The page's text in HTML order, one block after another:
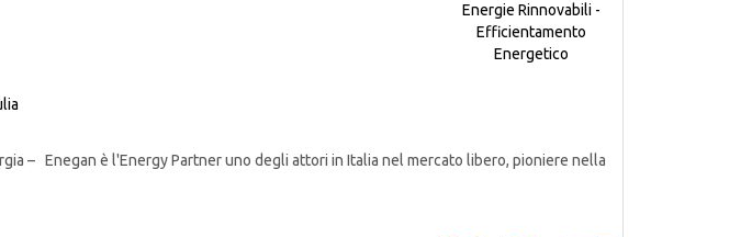
– Enegan è l'Energy Partner uno degli attori in Italia nel mercato libero, pioniere nella